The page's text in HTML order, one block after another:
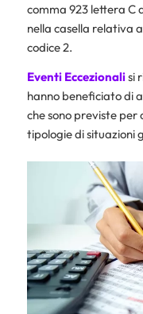
comma 923 lettera C
nella casella relativa
codice 2.
Eventi Eccezionalisi
hanno beneficiato di
che sono previste
tipologie di situazioni